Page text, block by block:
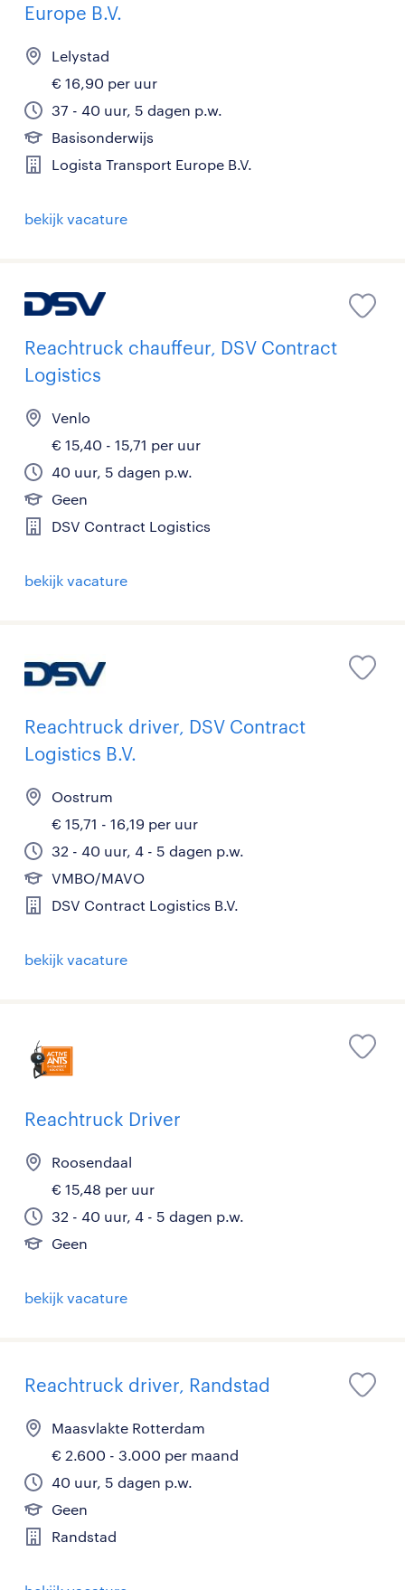
Europe B.V.
Lelystad
€ 16,90 per uur
37 - 40 uur, 5 dagen p.w.
Basisonderwijs
Logista Transport Europe B.V.
bekijk vacature
Reachtruck chauffeur, DSV Contract
Logistics
Venlo
€ 15,40 - 15,71 per uur
40 uur, 5 dagen p.w.
Geen
DSV Contract Logistics
bekijk vacature
Reachtruck driver, DSV Contract
Logistics B.V.
Oostrum
€ 15,71 - 16,19 per uur
32 - 40 uur, 4 - 5 dagen p.w.
VMBO/MAVO
DSV Contract Logistics B.V.
bekijk vacature
Reachtruck Driver
Roosendaal
€ 15,48 per uur
32 - 40 uur, 4 - 5 dagen p.w.
Geen
bekijk vacature
Reachtruck driver, Randstad
Maasvlakte Rotterdam
€ 2.600 - 3.000 per maand
40 uur, 5 dagen p.w.
Geen
Randstad